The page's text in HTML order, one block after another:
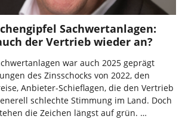
Sachwertanlagen:
der Vertrieb wieder an?
war auch 2025 geprägt
des Zinsschocks von 2022, den
Anbieter-Schieflagen, die den Vertrieb
schlechte Stimmung im Land. Doch
die Zeichen längst auf grün. …